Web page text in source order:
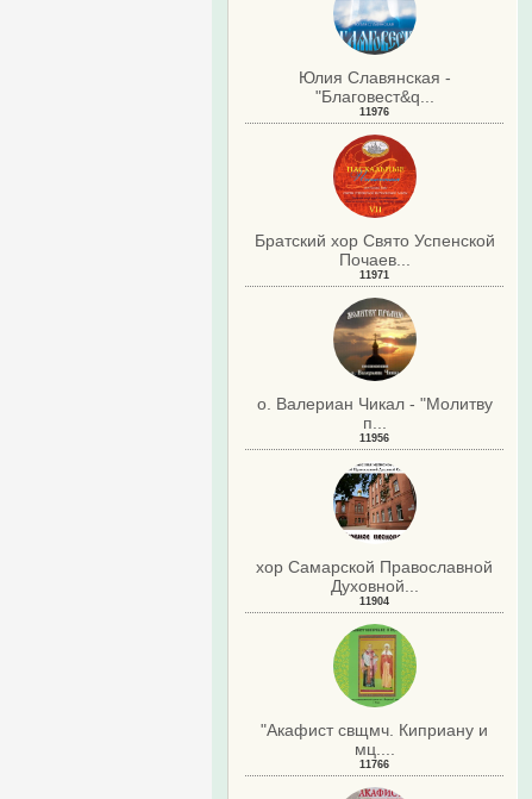
Юлия Славянская -
"Благовест&q...
11976
Братский хор Свято Успенской
Почаев...
11971
о. Валериан Чикал - "Молитву
п...
11956
хор Самарской Православной
Духовной...
11904
"Акафист свщмч. Киприану и
мц....
11766